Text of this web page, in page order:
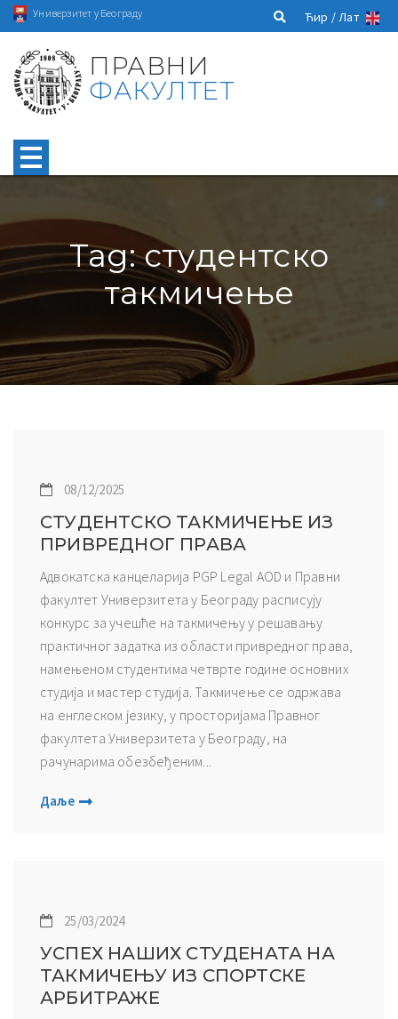
Универзитет у Београду Ћир /Лат
ПРАВНИ
ФАКУЛТЕТ
Tag: студентско
такмичење
08/12/2025
СТУДЕНТСКО ТАКМИЧЕЊЕ ИЗ
ПРИВРЕДНОГ ПРАВА
Адвокатска канцеларија PGP Legal AOD и Правни
факултет Универзитета у Београду расписују
конкурс за учешће на такмичењу у решавању
практичног задатка из области привредног права,
намењеном студентима четврте године основних
студија и мастер студија. Такмичење се одржава
на енглеском језику, у просторијама Правног
факултета Универзитета у Београду, на
рачунарима обезбеђеним...
Даље
25/03/2024
УСПЕХ НАШИХ СТУДЕНАТА НА
ТАКМИЧЕЊУ ИЗ СПОРТСКЕ
АРБИТРАЖЕ